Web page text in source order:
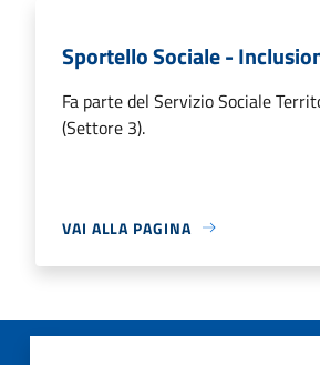
Sportello Sociale -
Fa parte del Servizio Sociale
(Settore 3).
VAI ALLA PAGINA